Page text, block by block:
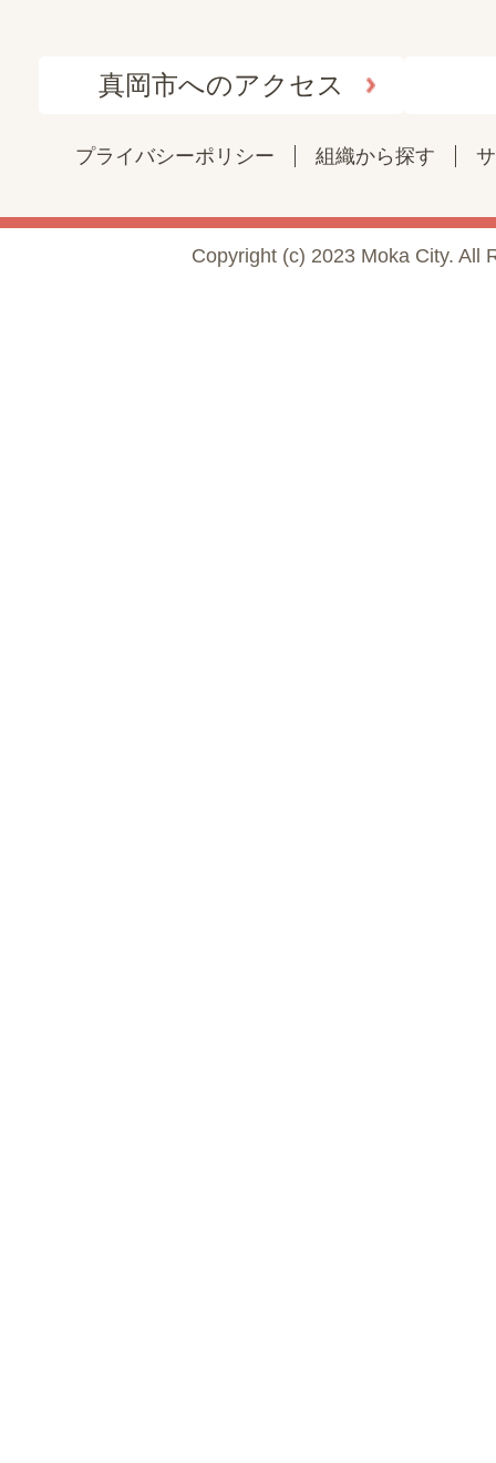
真岡市へのアクセス
プライバシーポリシー 組織から探す
Copyright (c) 2023 Moka City. All